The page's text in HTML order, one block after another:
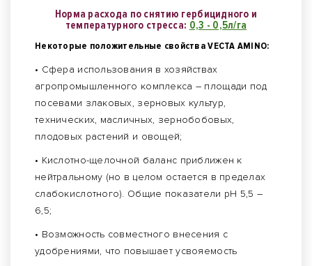
Норма расхода по снятию гербицидного и
температурного стресса: 0,3 - 0,5л/га
Некоторые положительные свойства VECTA AMINO:
• Сфера использования в хозяйствах
агропромышленного комплекса – площади под
посевами злаковых, зерновых культур,
технических, масличных, зернобобовых,
плодовых растений и овощей;
• Кислотно-щелочной баланс приближен к
нейтральному (но в целом остается в пределах
слабокислотного). Общие показатели рН 5,5 –
6,5;
• Возможность совместного внесения с
удобрениями, что повышает усвояемость